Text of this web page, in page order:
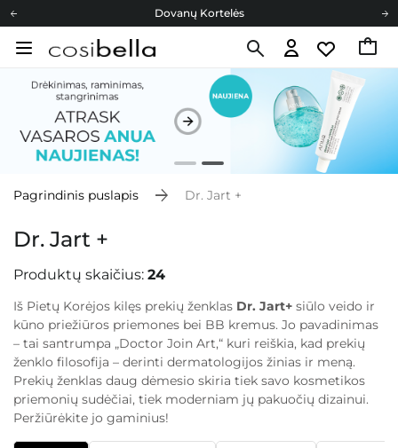
Cosibella lojalumo programa
Nemokamas pristatymas nuo 40,00 €
Dovanų Kortelės
Pagrindinis puslapis Dr. Jart +
Dr. Jart +
Produktų skaičius: 24
Iš Pietų Korėjos kilęs prekių ženklas Dr. Jart+ siūlo veido ir
kūno priežiūros priemones bei BB kremus. Jo pavadinimas
– tai santrumpa „Doctor Join Art,“ kuri reiškia, kad prekių
ženklo filosofija – derinti dermatologijos žinias ir meną.
Prekių ženklas daug dėmesio skiria tiek savo kosmetikos
priemonių sudėčiai, tiek moderniam jų pakuočių dizainui.
Peržiūrėkite jo gaminius!